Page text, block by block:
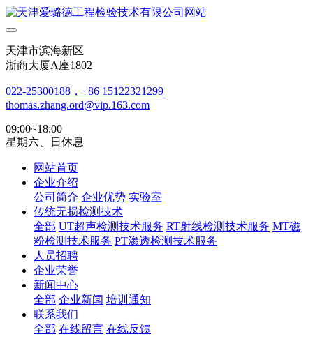
天津市滨海新区
浙商大厦A座1802
022-25300188，+86 15122321299
thomas.zhang.ord@vip.163.com
09:00~18:00
星期六、日休息
网站首页
企业介绍
公司简介 企业优势 实验室
传统无损检测技术
全部 UT超声检测技术服务 RT射线检测技术服务 MT磁
粉检测技术服务 PT渗透检测技术服务
人员招聘
企业荣誉
新闻中心
全部 企业新闻 培训通知
联系我们
全部 在线留言 在线反馈